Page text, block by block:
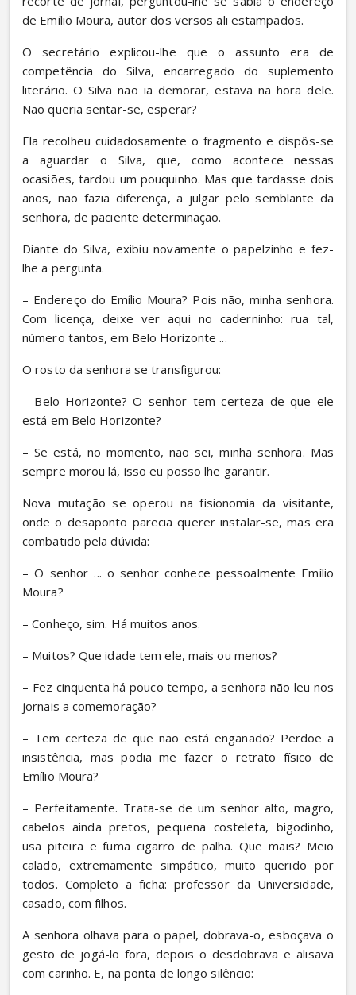
de Emílio Moura, autor dos versos ali estampados.
O secretário explicou-lhe que o assunto era de
competência do Silva, encarregado do suplemento
literário. O Silva não ia demorar, estava na hora dele.
Não queria sentar-se, esperar?
Ela recolheu cuidadosamente o fragmento e dispôs-se
a aguardar o Silva, que, como acontece nessas
ocasiões, tardou um pouquinho. Mas que tardasse dois
anos, não fazia diferença, a julgar pelo semblante da
senhora, de paciente determinação.
Diante do Silva, exibiu novamente o papelzinho e fez-
lhe a pergunta.
– Endereço do Emílio Moura? Pois não, minha senhora.
Com licença, deixe ver aqui no caderninho: rua tal,
número tantos, em Belo Horizonte ...
O rosto da senhora se transfigurou:
– Belo Horizonte? O senhor tem certeza de que ele
está em Belo Horizonte?
– Se está, no momento, não sei, minha senhora. Mas
sempre morou lá, isso eu posso lhe garantir.
Nova mutação se operou na fisionomia da visitante,
onde o desaponto parecia querer instalar-se, mas era
combatido pela dúvida:
– O senhor ... o senhor conhece pessoalmente Emílio
Moura?
– Conheço, sim. Há muitos anos.
– Muitos? Que idade tem ele, mais ou menos?
– Fez cinquenta há pouco tempo, a senhora não leu nos
jornais a comemoração?
– Tem certeza de que não está enganado? Perdoe a
insistência, mas podia me fazer o retrato físico de
Emílio Moura?
– Perfeitamente. Trata-se de um senhor alto, magro,
cabelos ainda pretos, pequena costeleta, bigodinho,
usa piteira e fuma cigarro de palha. Que mais? Meio
calado, extremamente simpático, muito querido por
todos. Completo a ficha: professor da Universidade,
casado, com filhos.
A senhora olhava para o papel, dobrava-o, esboçava o
gesto de jogá-lo fora, depois o desdobrava e alisava
com carinho. E, na ponta de longo silêncio: